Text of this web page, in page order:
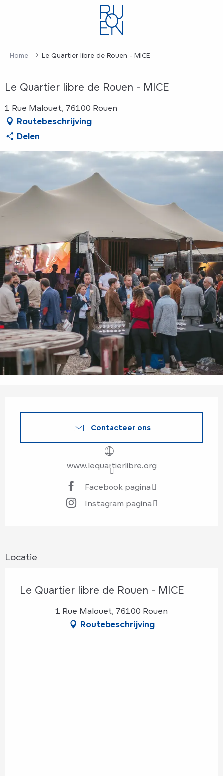
Home Le Quartier libre de Rouen - MICE
Le Quartier libre de Rouen - MICE
1 Rue Malouet, 76100 Rouen
Routebeschrijving
Delen
Contacteer ons
www.lequartierlibre.org
Facebook pagina
Instagram pagina
Locatie
Le Quartier libre de Rouen - MICE
1 Rue Malouet, 76100 Rouen
Routebeschrijving